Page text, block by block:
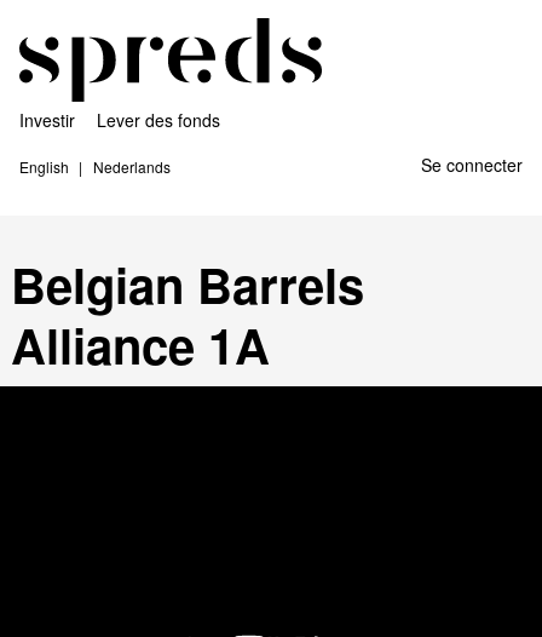
Investir Lever des fonds
English Nederlands Se connecter
Belgian Barrels
Alliance 1A